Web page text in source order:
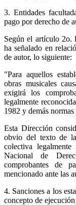
3. Entidades
pago por derecho de
Según el artículo
ha señalado en
de autor, lo siguiente:
"Para aquellos
obras musicales
exigirá los
legalmente
1982 y demás
Esta Dirección
obvio del texto de
colectiva
Nacional de
comprobantes de
mencionado ante las
4. Sanciones a los
concepto de